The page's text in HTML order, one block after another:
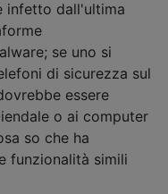
infetto dall'ultima
se uno si
di sicurezza sul
essere
o ai computer
so che ha
funzionalità simili